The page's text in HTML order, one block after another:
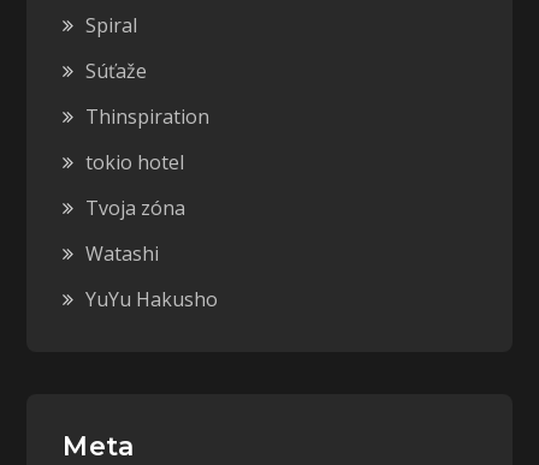
Spiral
Súťaže
Thinspiration
tokio hotel
Tvoja zóna
Watashi
YuYu Hakusho
Meta